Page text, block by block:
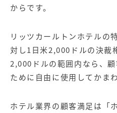
からです。
リッツカールトンホテルの
対し1日米2,000ドルの決裁
2,000ドルの範囲内なら、
ために自由に使用してかま
ホテル業界の顧客満足は「